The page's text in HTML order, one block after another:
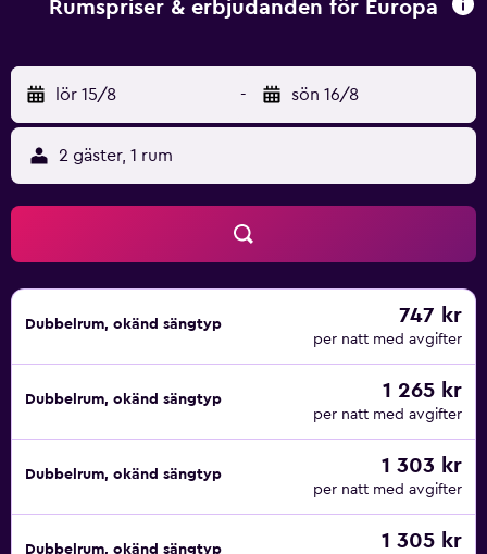
Rumspriser & erbjudanden för Europa
lör 15/8 - sön 16/8
2 gäster, 1 rum
Dubbelrum, okänd sängtyp 747 kr
per natt med avgifter
Dubbelrum, okänd sängtyp 1 265 kr
per natt med avgifter
Dubbelrum, okänd sängtyp 1 303 kr
per natt med avgifter
Dubbelrum, okänd sängtyp 1 305 kr